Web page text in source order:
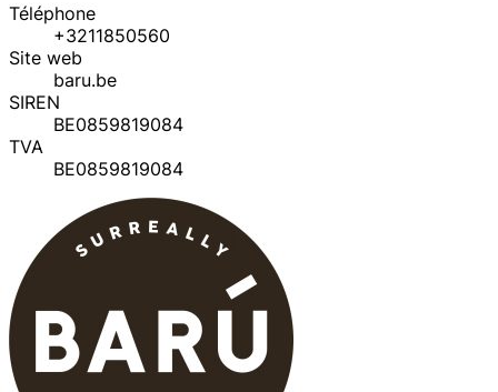
Téléphone
+3211850560
Site web
baru.be
SIREN
BE0859819084
TVA
BE0859819084